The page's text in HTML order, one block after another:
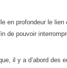
en profondeur le lien
de pouvoir
il y a d’abord des